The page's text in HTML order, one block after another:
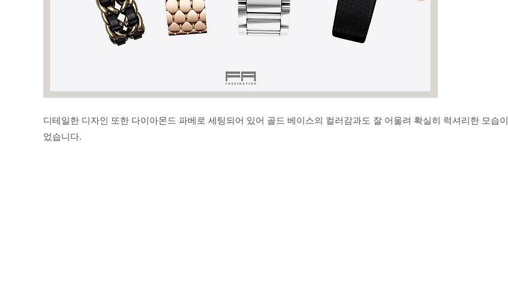
디테일한 디자인 또한 다이아몬드 파베로 세팅되어 있어 골드 베이스의 컬러감과도 잘 어울려 확실히 럭셔리한 모습이
었습니다.